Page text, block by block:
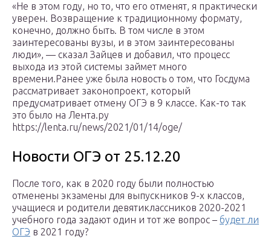
«Не в этом году, но то, что его отменят, я практически
уверен. Возвращение к традиционному формату,
конечно, должно быть. В том числе в этом
заинтересованы вузы, и в этом заинтересованы
люди», — сказал Зайцев и добавил, что процесс
выхода из этой системы займет много
времени.Ранее уже была новость о том, что Госдума
рассматривает законопроект, который
предусматривает отмену ОГЭ в 9 классе. Как-то так
это было на Лента.ру
https://lenta.ru/news/2021/01/14/oge/
Новости ОГЭ от 25.12.20
После того, как в 2020 году были полностью
отменены экзамены для выпускников 9-х классов,
учащиеся и родители девятиклассников 2020-2021
учебного года задают один и тот же вопрос – будет ли
ОГЭ в 2021 году?